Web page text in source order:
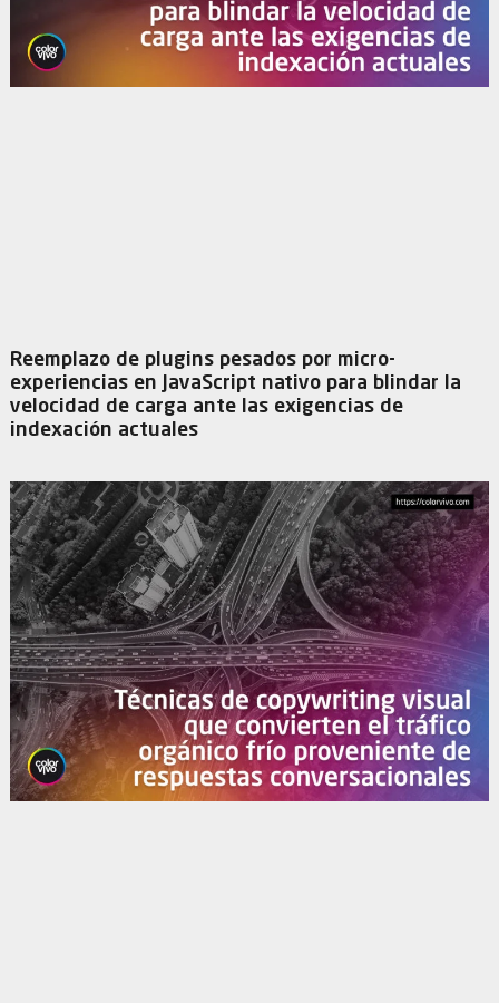
Reemplazo de plugins pesados por micro-
experiencias en JavaScript nativo para blindar la
velocidad de carga ante las exigencias de
indexación actuales